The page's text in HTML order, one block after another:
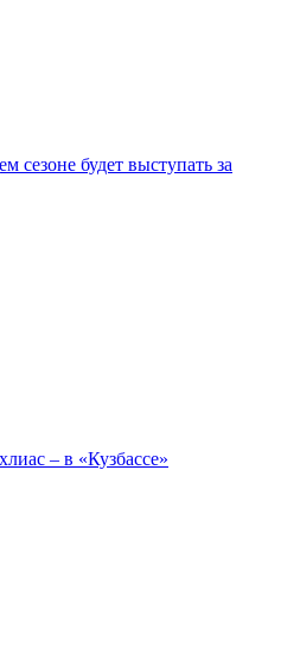
будет выступать за
– в «Кузбассе»